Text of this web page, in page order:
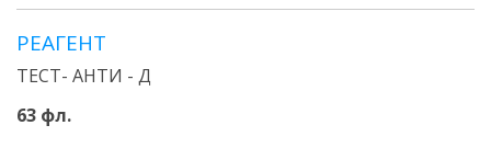
РЕАГЕНТ
ТЕСТ- АНТИ - Д
63 фл.